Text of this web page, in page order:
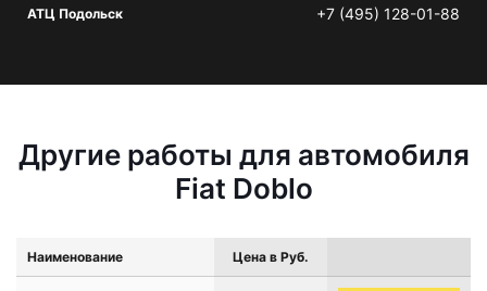
АТЦ Подольск +7 (495) 128-01-88
Другие работы для автомобиля
Fiat Doblo
Наименование Цена в Руб.